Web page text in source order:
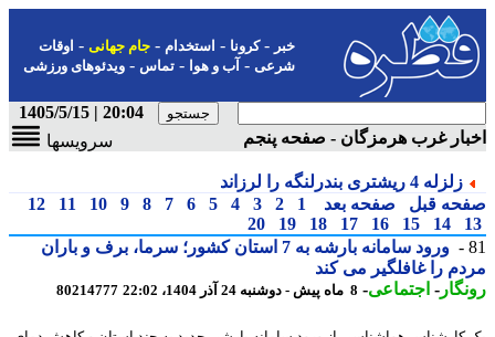
-کرونا-استخدام- جام جهانی-اوقات
شرعی-آب و هوا-تماس-ویدئوهای ورزشی
20:04 | 1405/5/15
غرب هرمزگان - صفحه پنجم
سرویسها
زلزله 4 ریشتری بندرلنگه را لرزاند
قبل صفحه بعد 1
2
3
4
5
6
7
8
9
10
11
12
14
15
16
17
18
19
20
ورود سامانه بارشه به 7 استان کشور؛ سرما، برف و باران
را غافلگیر می کند
-اجتماعی-8 ماه پیش - دوشنبه 24 آذر 1404، 22:02 80214777